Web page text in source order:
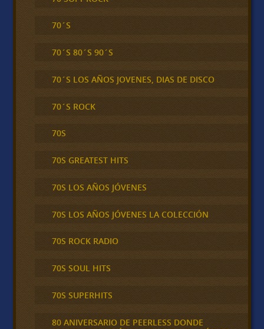
70´S
70´S 80´S 90´S
70´S LOS AÑOS JOVENES, DIAS DE DISCO
70´S ROCK
70S
70S GREATEST HITS
70S LOS AÑOS JÓVENES
70S LOS AÑOS JÓVENES LA COLECCIÓN
70S ROCK RADIO
70S SOUL HITS
70S SUPERHITS
80 ANIVERSARIO DE PEERLESS DONDE